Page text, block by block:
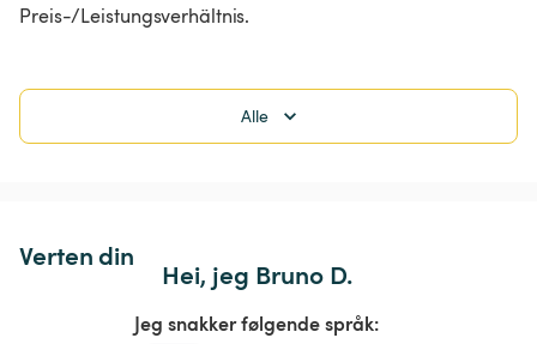
Preis-/Leistungsverhältnis.
Alle
Verten din
Hei, jeg Bruno D.
Jeg snakker følgende språk: